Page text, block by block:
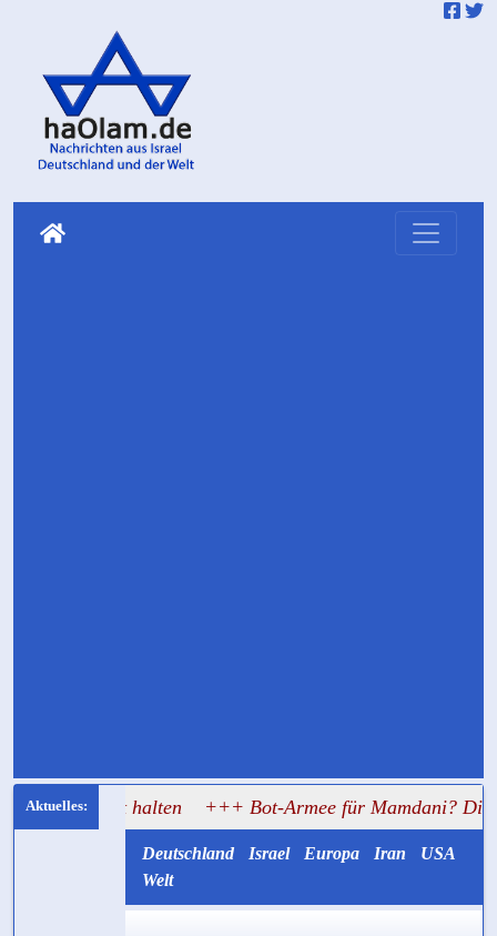
halten +++ Bot-Armee für Mamdani? Die Spur soll
Deutschland Israel Europa Iran
USA
Welt